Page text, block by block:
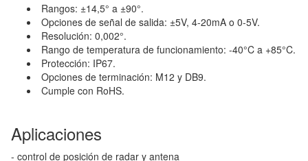
Rangos: ±14,5° a ±90°.
Opciones de señal de salida: ±5V, 4-20mA o 0-5V.
Resolución: 0,002°.
Rango de temperatura de funcionamiento: -40°C a +85°C.
Protección: IP67.
Opciones de terminación: M12 y DB9.
Cumple con RoHS.
Aplicaciones
- control de posición de radar y antena